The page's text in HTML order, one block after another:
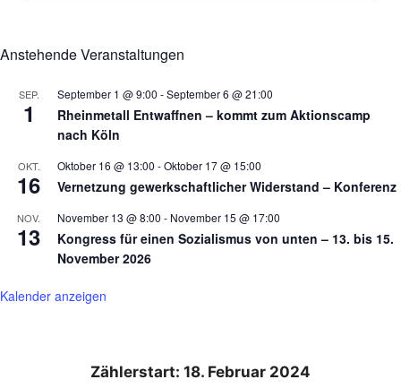
Anstehende Veranstaltungen
SEP.
1
September 1 @ 9:00 -September 6 @ 21:00
Rheinmetall Entwaffnen – kommt zum Aktionscamp
nach Köln
OKT.
16
Oktober 16 @ 13:00 -Oktober 17 @ 15:00
Vernetzung gewerkschaftlicher Widerstand – Konferenz
NOV.
13
November 13 @ 8:00 - November 15 @ 17:00
Kongress für einen Sozialismus von unten – 13. bis 15.
November 2026
Kalender anzeigen
Zählerstart: 18. Februar 2024